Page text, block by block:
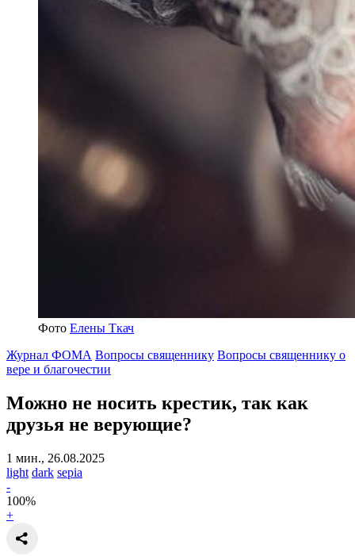
Фото Елены Ткач
Журнал ФОМА Вопросы священнику Вопросы священнику о
вере и благочестии
Можно не носить крестик, так как
друзья не верующие?
1 мин., 26.08.2025
light dark sepia
-
100%
+